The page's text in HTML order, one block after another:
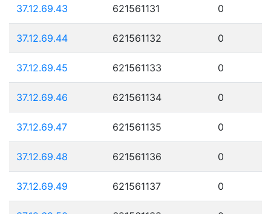
37.12.69.43 621561131 0
37.12.69.44 621561132 0
37.12.69.45 621561133 0
37.12.69.46 621561134 0
37.12.69.47 621561135 0
37.12.69.48 621561136 0
37.12.69.49 621561137 0